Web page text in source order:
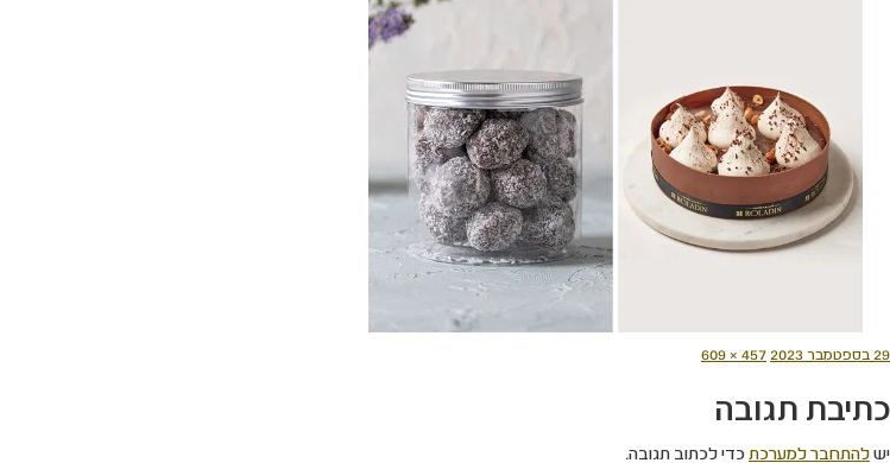
פורסם
29 בספטמבר 2023
מסך
457 × 609
כתיבת תגובה
ישלהתחבר למערכתכדי לכתוב תגובה.